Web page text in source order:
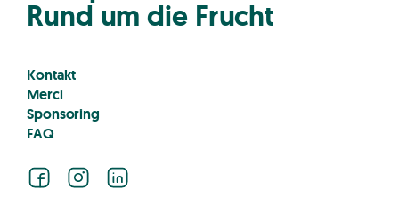
Rund um die Frucht
Kontakt
Merci
Sponsoring
FAQ
FacebookInstagramLinkedIn